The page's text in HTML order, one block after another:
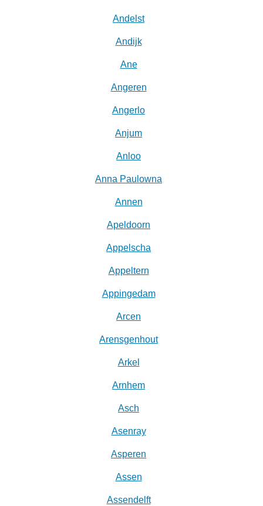
Andelst
Andijk
Ane
Angeren
Angerlo
Anjum
Anloo
Anna Paulowna
Annen
Apeldoorn
Appelscha
Appeltern
Appingedam
Arcen
Arensgenhout
Arkel
Arnhem
Asch
Asenray
Asperen
Assen
Assendelft